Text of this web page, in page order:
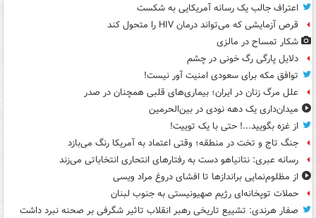
اعتراف جالب یک رسانه آمریکایی به شکست
قرص آزمایشی که می‌تواند درمان HIV را متحول کند
شکار تمساح در مالزی
دلایل پارگی رگ خونی در چشم
توافق مکه برای سعودی امنیت آور نیست!
علل مرگ زنان در ایران؛ بیماری‌های قلبی همچنان در صدر
میدان‌داری یک دهه نودی در بین‌الحرمین
از غزه بگویید...! حتی با یک توییت!
جنگ تاج و تخت در منطقه؛ وقتی اعتماد به آمریکا رنگ می‌بازد
رسانه عبری: نتانیاهو دست به رفتارهای انتحاری انتخاباتی می‌زند
از مظلوم‌نمایی براندازها تا افشای دروغ مراد ویسی
حملات توپخانه‌ای رژیم صهیونیستی به جنوب لبنان
صفار هرندی: تشییع تاریخی رهبر انقلاب تاثیر شگرفی بر صحنه نبرد داشت